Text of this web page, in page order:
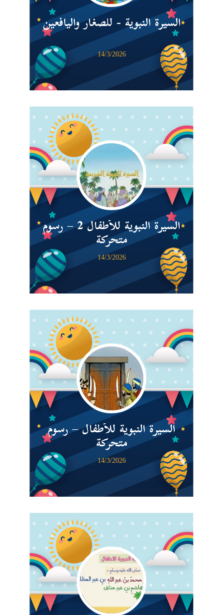
السيرة النبوية - للصغار واليافعين
14/3/2026
السيرة النبوية للأطفال 2 – رسوم
متحركة
14/3/2026
السيرة النبوية للأطفال – رسوم
متحركة
14/3/2026